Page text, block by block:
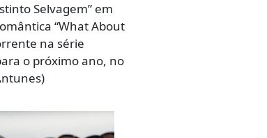
Selvagem” em
“What About
na série
o próximo ano, no